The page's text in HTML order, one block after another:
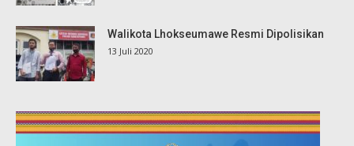
Walikota Lhokseumawe Resmi Dipolisikan
13 Juli 2020